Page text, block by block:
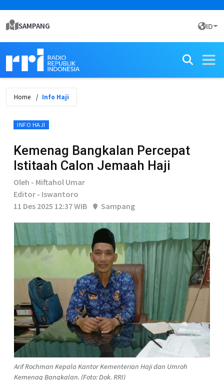
SAMPANG ID
Home Info Haji
INFO HAJI
Kemenag Bangkalan Percepat
Istitaah Calon Jemaah Haji
Oleh - Miftahol Umar
Editor - Iswantoro
11 Des 2025 12:37 WIB
Sampang
Arif Rochman Kepala Kantor Kementerian Haji dan Umroh
Kemenag Bangkalan. (Foto: Dok. RRI)